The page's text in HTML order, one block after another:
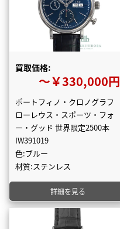
買取価格:
〜￥330,000円
ポートフィノ・クロノグラフ
ローレウス・スポーツ・フォ
ー・グッド 世界限定2500本
IW391019
色:ブルー
材質:ステンレス
詳細を見る